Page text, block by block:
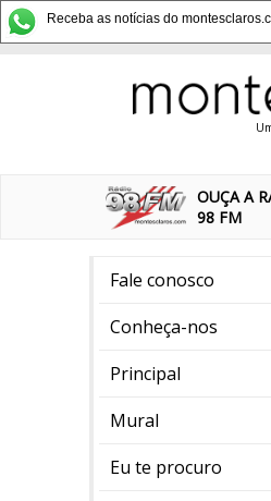
Receba as notícias do
OUÇA A
98 FM
Fale conosco
Conheça-nos
Principal
Mural
Eu te procuro